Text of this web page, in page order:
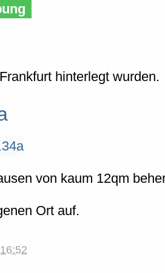
hinterlegt wurden.
von kaum 12qm
Ort auf.